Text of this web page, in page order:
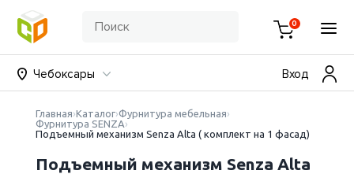
0
Чебоксары Вход
Главная Каталог Фурнитура мебельная
Фурнитура SENZA
Подъемный механизм Senza Alta ( комплект на 1 фасад)
Подъемный механизм Senza Alta